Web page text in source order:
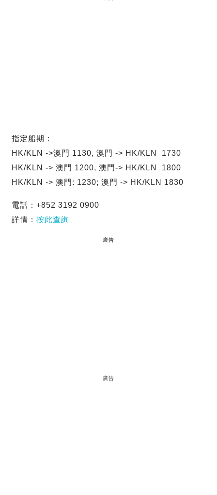
指定船期：
HK/KLN ->澳門 1130, 澳門 -> HK/KLN 1730
HK/KLN -> 澳門 1200, 澳門-> HK/KLN 1800
HK/KLN -> 澳門: 1230; 澳門 -> HK/KLN 1830
電話：+852 3192 0900
詳情： 按此查詢
廣告
廣告